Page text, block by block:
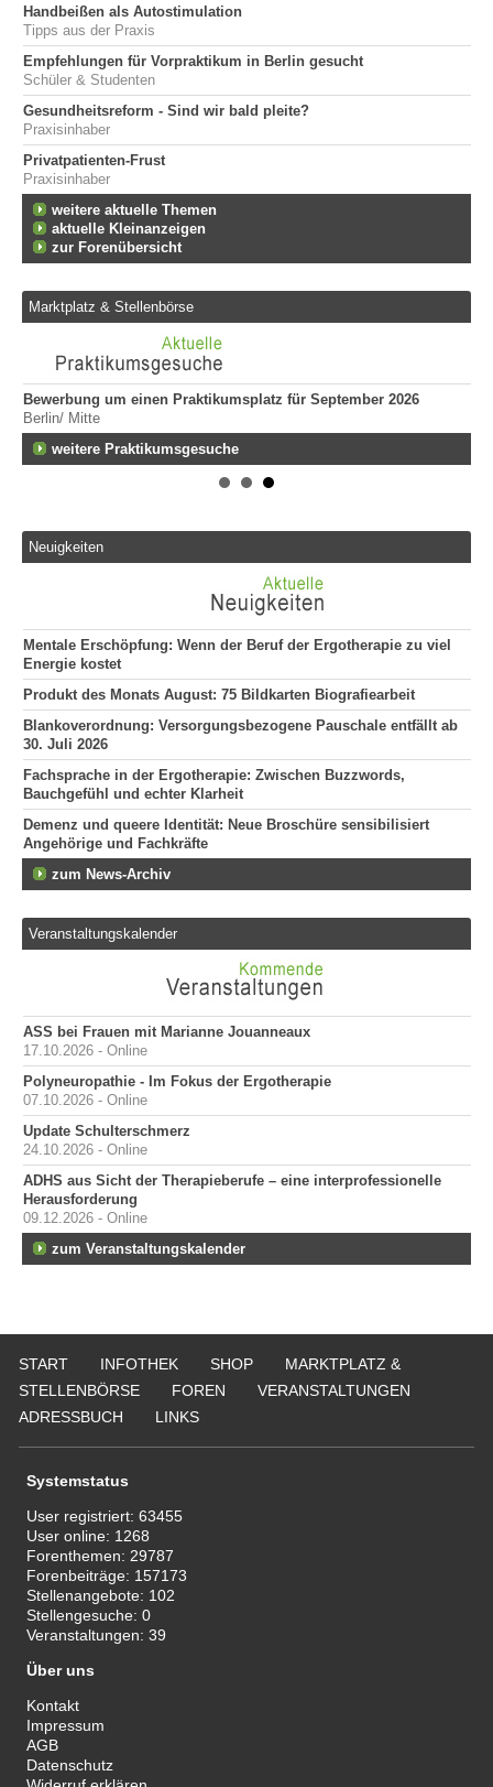
Handbeißen als Autostimulation
Tipps aus der Praxis
Empfehlungen für Vorpraktikum in Berlin gesucht
Schüler & Studenten
Gesundheitsreform - Sind wir bald pleite?
Praxisinhaber
Privatpatienten-Frust
Praxisinhaber
weitere aktuelle Themen
aktuelle Kleinanzeigen
zur Forenübersicht
Marktplatz & Stellenbörse
Bewerbung um einen Praktikumsplatz für September 2026
Berlin/ Mitte
weitere Praktikumsgesuche
Neuigkeiten
Mentale Erschöpfung: Wenn der Beruf der Ergotherapie zu viel
Energie kostet
Produkt des Monats August: 75 Bildkarten Biografiearbeit
Blankoverordnung: Versorgungsbezogene Pauschale entfällt ab
30. Juli 2026
Fachsprache in der Ergotherapie: Zwischen Buzzwords,
Bauchgefühl und echter Klarheit
Demenz und queere Identität: Neue Broschüre sensibilisiert
Angehörige und Fachkräfte
zum News-Archiv
Veranstaltungskalender
ASS bei Frauen mit Marianne Jouanneaux
17.10.2026 - Online
Polyneuropathie - Im Fokus der Ergotherapie
07.10.2026 - Online
Update Schulterschmerz
24.10.2026 - Online
ADHS aus Sicht der Therapieberufe – eine interprofessionelle
Herausforderung
09.12.2026 - Online
zum Veranstaltungskalender
START INFOTHEK SHOP
MARKTPLATZ &
STELLENBÖRSE
FOREN
VERANSTALTUNGEN
ADRESSBUCH
LINKS
Systemstatus
User registriert:63455
User online: 1268
Forenthemen: 29787
Forenbeiträge: 157173
Stellenangebote: 102
Stellengesuche:0
Veranstaltungen:39
Über uns
Kontakt
Impressum
AGB
Datenschutz